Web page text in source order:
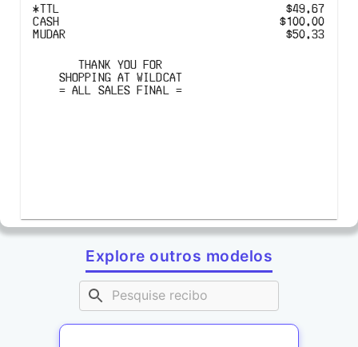
*TTL
CASH
MUDAR
$49.67
$100.00
$50.33
THANK YOU FOR
SHOPPING AT WILDCAT
= ALL SALES FINAL =
Explore outros modelos